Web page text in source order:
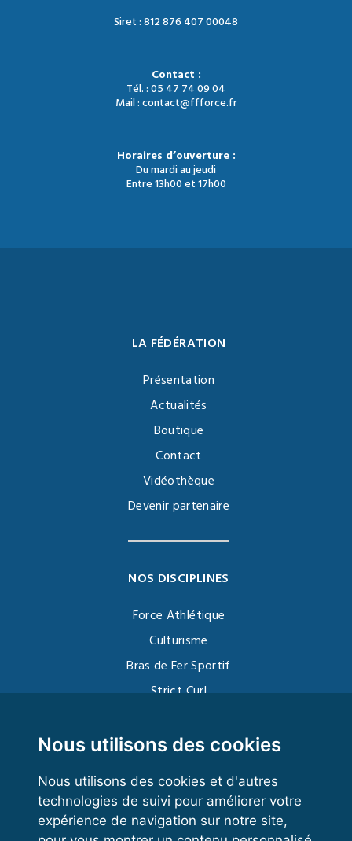
Nous utilisons des cookies
Nous utilisons des cookies et d'autres
technologies de suivi pour améliorer votre
expérience de navigation sur notre site,
Siret : 812 876 407 00048
Contact :
Tél. : 05 47 74 09 04
Mail : contact@ffforce.fr
Horaires d’ouverture :
Du mardi au jeudi
Entre 13h00 et 17h00
LA FÉDÉRATION
Présentation
Actualités
Boutique
Contact
Vidéothèque
Devenir partenaire
NOS DISCIPLINES
Force Athlétique
Culturisme
Bras de Fer Sportif
Strict Curl
Kettlebell
VOS ESPACES